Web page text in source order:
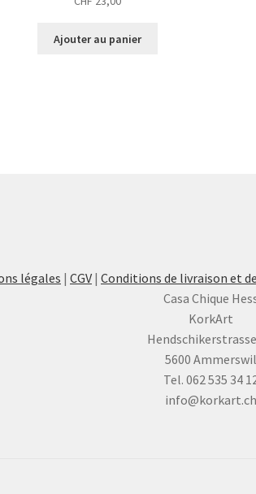
Ajouter au panier
légales | CGV | Conditions de livraison et
Casa Chique
KorkArt
5600 Ammerswil
Tel. 062 535 34
info@korkart.ch